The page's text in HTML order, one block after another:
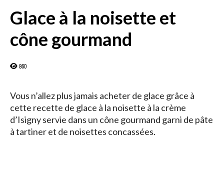
Glace à la noisette et
cône gourmand
860
Vous n’allez plus jamais acheter de glace grâce à
cette recette de glace à la noisette à la crème
d’Isigny servie dans un cône gourmand garni de pâte
à tartiner et de noisettes concassées.